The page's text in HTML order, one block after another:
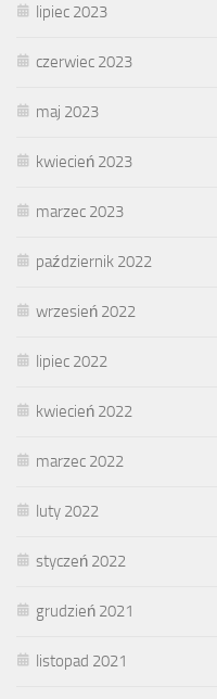
lipiec 2023
czerwiec 2023
maj 2023
kwiecień 2023
marzec 2023
październik 2022
wrzesień 2022
lipiec 2022
kwiecień 2022
marzec 2022
luty 2022
styczeń 2022
grudzień 2021
listopad 2021